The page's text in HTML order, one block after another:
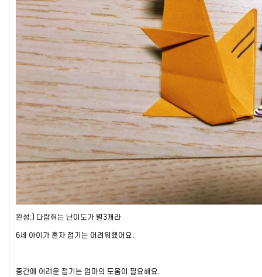
완성:) 다람쥐는 난이도가 별3개라
6세 아이가 혼자 접기는 어려워했어요.
중간에 어려운 접기는 엄마의 도움이 필요해요.